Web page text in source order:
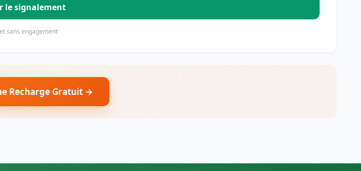
le signalement
sans engagement
Recharge Gratuit →